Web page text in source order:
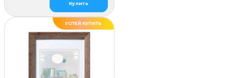
Купить
УСПЕЙ КУПИТЬ